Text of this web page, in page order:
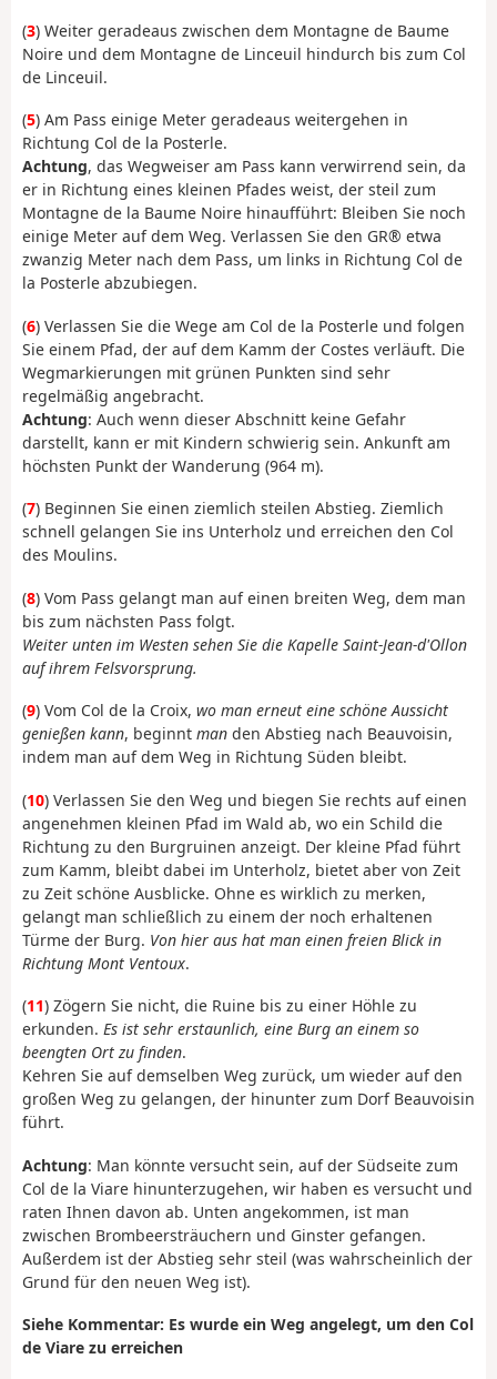
(3) Weiter geradeaus zwischen dem Montagne de Baume
Noire und dem Montagne de Linceuil hindurch bis zum Col
de Linceuil.
(5) Am Pass einige Meter geradeaus weitergehen in
Richtung Col de la Posterle.
Achtung, das Wegweiser am Pass kann verwirrend sein, da
er in Richtung eines kleinen Pfades weist, der steil zum
Montagne de la Baume Noire hinaufführt: Bleiben Sie noch
einige Meter auf dem Weg. Verlassen Sie den GR® etwa
zwanzig Meter nach dem Pass, um links in Richtung Col de
la Posterle abzubiegen.
(6) Verlassen Sie die Wege am Col de la Posterle und folgen
Sie einem Pfad, der auf dem Kamm der Costes verläuft. Die
Wegmarkierungen mit grünen Punkten sind sehr
regelmäßig angebracht.
Achtung: Auch wenn dieser Abschnitt keine Gefahr
darstellt, kann er mit Kindern schwierig sein. Ankunft am
höchsten Punkt der Wanderung (964 m).
(7) Beginnen Sie einen ziemlich steilen Abstieg. Ziemlich
schnell gelangen Sie ins Unterholz und erreichen den Col
des Moulins.
(8) Vom Pass gelangt man auf einen breiten Weg, dem man
bis zum nächsten Pass folgt.
Weiter unten im Westen sehen Sie die Kapelle Saint-Jean-d'Ollon
auf ihrem Felsvorsprung.
(9) Vom Col de la Croix, wo man erneut eine schöne Aussicht
genießen kann, beginnt man den Abstieg nach Beauvoisin,
indem man auf dem Weg in Richtung Süden bleibt.
(10) Verlassen Sie den Weg und biegen Sie rechts auf einen
angenehmen kleinen Pfad im Wald ab, wo ein Schild die
Richtung zu den Burgruinen anzeigt. Der kleine Pfad führt
zum Kamm, bleibt dabei im Unterholz, bietet aber von Zeit
zu Zeit schöne Ausblicke. Ohne es wirklich zu merken,
gelangt man schließlich zu einem der noch erhaltenen
Türme der Burg. Von hier aus hat man einen freien Blick in
Richtung Mont Ventoux.
(11) Zögern Sie nicht, die Ruine bis zu einer Höhle zu
erkunden. Es ist sehr erstaunlich, eine Burg an einem so
beengten Ort zu finden.
Kehren Sie auf demselben Weg zurück, um wieder auf den
großen Weg zu gelangen, der hinunter zum Dorf Beauvoisin
führt.
Achtung: Man könnte versucht sein, auf der Südseite zum
Col de la Viare hinunterzugehen, wir haben es versucht und
raten Ihnen davon ab. Unten angekommen, ist man
zwischen Brombeersträuchern und Ginster gefangen.
Außerdem ist der Abstieg sehr steil (was wahrscheinlich der
Grund für den neuen Weg ist).
Siehe Kommentar: Es wurde ein Weg angelegt, um den Col
de Viare zu erreichen